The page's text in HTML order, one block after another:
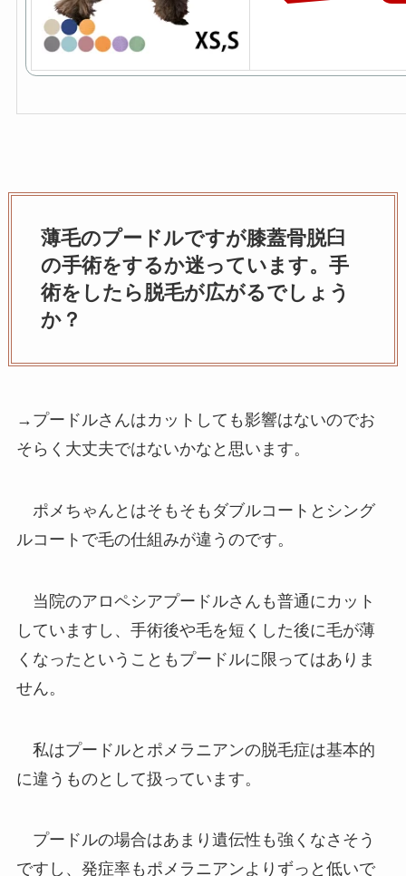
薄毛のプードルですが膝蓋骨脱臼
の手術をするか迷っています。手
術をしたら脱毛が広がるでしょう
か？
→プードルさんはカットしても影響はないのでお
そらく大丈夫ではないかなと思います。
ポメちゃんとはそもそもダブルコートとシング
ルコートで毛の仕組みが違うのです。
当院のアロペシアプードルさんも普通にカット
していますし、手術後や毛を短くした後に毛が薄
くなったということもプードルに限ってはありま
せん。
私はプードルとポメラニアンの脱毛症は基本的
に違うものとして扱っています。
プードルの場合はあまり遺伝性も強くなさそう
ですし、発症率もポメラニアンよりずっと低いで